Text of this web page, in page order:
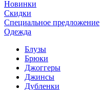
Новинки
Скидки
Специальное предложение
Одежда
Блузы
Брюки
Джоггеры
Джинсы
Дубленки